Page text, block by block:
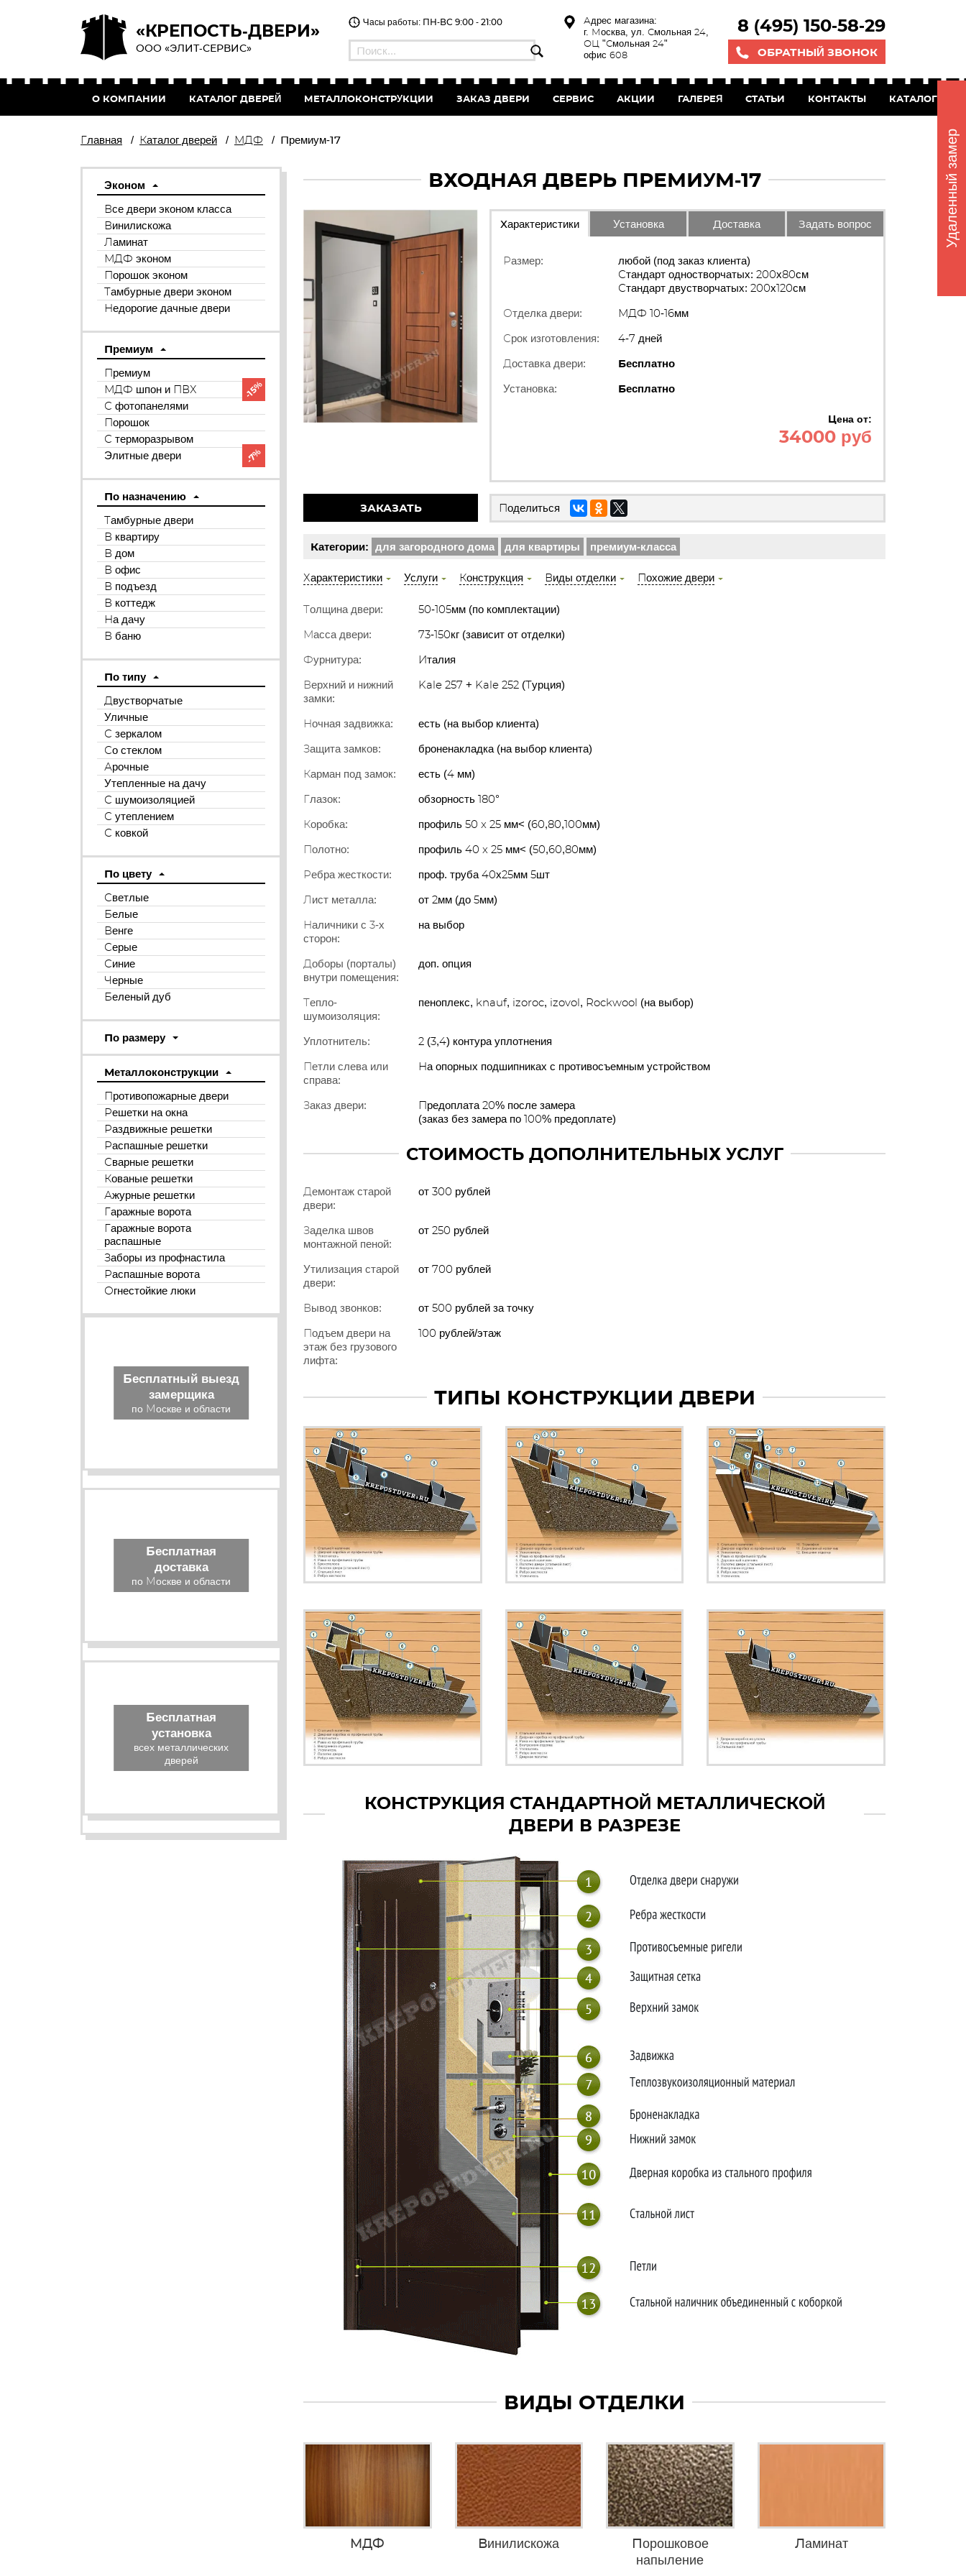
«КРЕПОСТЬ-ДВЕРИ»
ООО «ЭЛИТ-СЕРВИС»
Часы работы: ПН-ВС 9:00 - 21:00
Адрес магазина:
г. Москва, ул. Смольная 24,
ОЦ "Смольная 24"
офис 608
8 (495) 150-58-29
ОБРАТНЫЙ ЗВОНОК
О КОМПАНИИ КАТАЛОГ ДВЕРЕЙ МЕТАЛЛОКОНСТРУКЦИИ ЗАКАЗ ДВЕРИ СЕРВИС АКЦИИ ГАЛЕРЕЯ СТАТЬИ КОНТАКТЫ КАТАЛОГ
Главная / Каталог дверей / МДФ / Премиум-17
ВХОДНАЯ ДВЕРЬ ПРЕМИУМ-17
Характеристики Установка Доставка Задать вопрос
Размер:
любой (под заказ клиента)
Стандарт одностворчатых: 200х80см
Стандарт двустворчатых: 200х120см
Отделка двери:
МДФ 10-16мм
Срок изготовления:
4-7 дней
Доставка двери:
Бесплатно
Установка:
Бесплатно
Цена от:
34000 руб
ЗАКАЗАТЬ Поделиться
Категории: для загородного дома для квартиры премиум-класса
Характеристики Услуги Конструкция Виды отделки Похожие двери
Толщина двери:
50-105мм (по комплектации)
Масса двери:
73-150кг (зависит от отделки)
Фурнитура:
Италия
Верхний и нижний
замки:
Kale 257 + Kale 252 (Турция)
Ночная задвижка:
есть (на выбор клиента)
Защита замков:
броненакладка (на выбор клиента)
Карман под замок:
есть (4 мм)
Глазок:
обзорность 180°
Коробка:
профиль 50 x 25 мм< (60,80,100мм)
Полотно:
профиль 40 x 25 мм< (50,60,80мм)
Ребра жесткости:
проф. труба 40х25мм 5шт
Лист металла:
от 2мм (до 5мм)
Наличники с 3-х
сторон:
на выбор
Доборы (порталы)
внутри помещения:
доп. опция
Тепло-
шумоизоляция:
пеноплекс, knauf, izoroc, izovol, Rockwool (на выбор)
Уплотнитель:
2 (3,4) контура уплотнения
Петли слева или
справа:
На опорных подшипниках с противосъемным устройством
Заказ двери:
Предоплата 20% после замера
(заказ без замера по 100% предоплате)
СТОИМОСТЬ ДОПОЛНИТЕЛЬНЫХ УСЛУГ
Демонтаж старой
двери:
от 300 рублей
Заделка швов
монтажной пеной:
от 250 рублей
Утилизация старой
двери:
от 700 рублей
Вывод звонков:
от 500 рублей за точку
Подъем двери на
этаж без грузового
лифта:
100 рублей/этаж
ТИПЫ КОНСТРУКЦИИ ДВЕРИ
КОНСТРУКЦИЯ СТАНДАРТНОЙ МЕТАЛЛИЧЕСКОЙ
ДВЕРИ В РАЗРЕЗЕ
ВИДЫ ОТДЕЛКИ
МДФ Винилискожа
Порошковое
напыление
Ламинат
Эконом
Все двери эконом класса
Винилискожа
Ламинат
МДФ эконом
Порошок эконом
Тамбурные двери эконом
Недорогие дачные двери
Премиум
Премиум
МДФ шпон и ПВХ
-15%
С фотопанелями
Порошок
С терморазрывом
Элитные двери
-7%
По назначению
Тамбурные двери
В квартиру
В дом
В офис
В подъезд
В коттедж
На дачу
В баню
По типу
Двустворчатые
Уличные
С зеркалом
Со стеклом
Арочные
Утепленные на дачу
С шумоизоляцией
С утеплением
С ковкой
По цвету
Светлые
Белые
Венге
Серые
Синие
Черные
Беленый дуб
По размеру
Металлоконструкции
Противопожарные двери
Решетки на окна
Раздвижные решетки
Распашные решетки
Сварные решетки
Кованые решетки
Ажурные решетки
Гаражные ворота
Гаражные ворота
распашные
Заборы из профнастила
Распашные ворота
Огнестойкие люки
Бесплатный выезд
замерщика
по Москве и области
Бесплатная
доставка
по Москве и области
Бесплатная
установка
всех металлических
дверей
Удаленный замер